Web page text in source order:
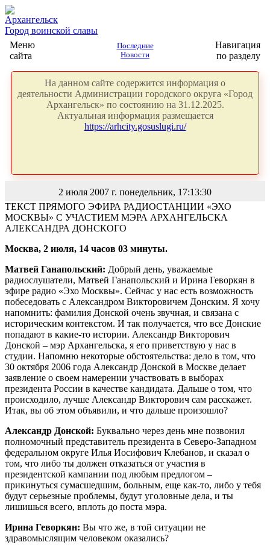
Архангельск
Город воинской славы
Меню
сайта
Последние
Новости
Навигация
по разделу
На данном сайте содержится информация о
деятельности Администрации городского округа «Город
Архангельск» по состоянию на 31.12.2025.
Актуальная информация размещается
https://arhcity.gosuslugi.ru/
2 июля 2007 г. понедельник, 17:13:30
ТЕКСТ ПРЯМОГО ЭФИРА РАДИОСТАНЦИИ «ЭХО
МОСКВЫ» С УЧАСТИЕМ МЭРА АРХАНГЕЛЬСКА
АЛЕКСАНДРА ДОНСКОГО
Москва, 2 июля, 14 часов 03 минуты.
Матвей Ганапольский: Добрый день, уважаемые
радиослушатели, Матвей Ганапольский и Ирина Геворкян в
эфире радио «Эхо Москвы». Сейчас у нас есть возможность
побеседовать с Александром Викторовичем Донским. Я хочу
напомнить: фамилия Донской очень звучная, и связана с
историческим контекстом. И так получается, что все Донские
попадают в какие-то истории. Александр Викторович
Донской – мэр Архангельска, я его приветствую у нас в
студии. Напомню некоторые обстоятельства: дело в том, что
30 октября 2006 года Александр Донской в Москве делает
заявление о своем намерении участвовать в выборах
президента России в качестве кандидата. Дальше о том, что
происходило, лучше Александр Викторович сам расскажет.
Итак, вы об этом объявили, и что дальше произошло?
Александр Донской: Буквально через день мне позвонил
полномочный представитель президента в Северо-Западном
федеральном округе Илья Иосифович Клебанов, и сказал о
том, что либо ты должен отказаться от участия в
президентской кампании под любым предлогом –
прикинуться сумасшедшим, больным, еще как-то, либо у тебя
будут серьезные проблемы, будут уголовные дела, и ты
лишишься всего, вплоть до поста мэра.
Ирина Геворкян: Вы что же, в той ситуации не
здравомыслящим человеком оказались?